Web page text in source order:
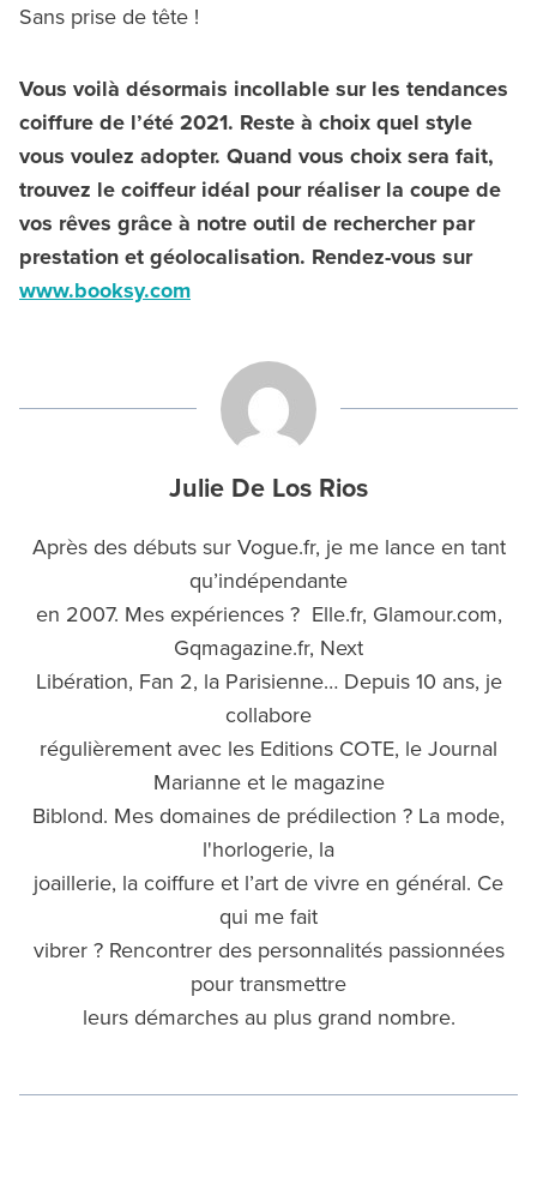
Sans prise de tête !
Vous voilà désormais incollable sur les tendances
coiffure de l’été 2021. Reste à choix quel style
vous voulez adopter. Quand vous choix sera fait,
trouvez le coiffeur idéal pour réaliser la coupe de
vos rêves grâce à notre outil de rechercher par
prestation et géolocalisation. Rendez-vous sur
www.booksy.com
Julie De Los Rios
Après des débuts sur Vogue.fr, je me lance en tant
qu’indépendante
en 2007. Mes expériences ? Elle.fr, Glamour.com,
Gqmagazine.fr, Next
Libération, Fan 2, la Parisienne… Depuis 10 ans, je
collabore
régulièrement avec les Editions COTE, le Journal
Marianne et le magazine
Biblond. Mes domaines de prédilection ? La mode,
l'horlogerie, la
joaillerie, la coiffure et l’art de vivre en général. Ce
qui me fait
vibrer ? Rencontrer des personnalités passionnées
pour transmettre
leurs démarches au plus grand nombre.